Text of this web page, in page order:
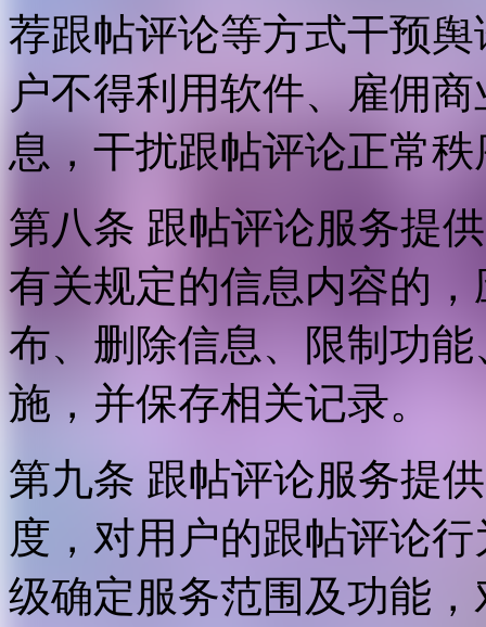
荐跟帖评论等方式干预
户不得利用软件、雇佣
息，干扰跟帖评论正常
第八条 跟帖评论服务提
有关规定的信息内容的
布、删除信息、限制功
施，并保存相关记录。
第九条 跟帖评论服务提
度，对用户的跟帖评论
级确定服务范围及功能